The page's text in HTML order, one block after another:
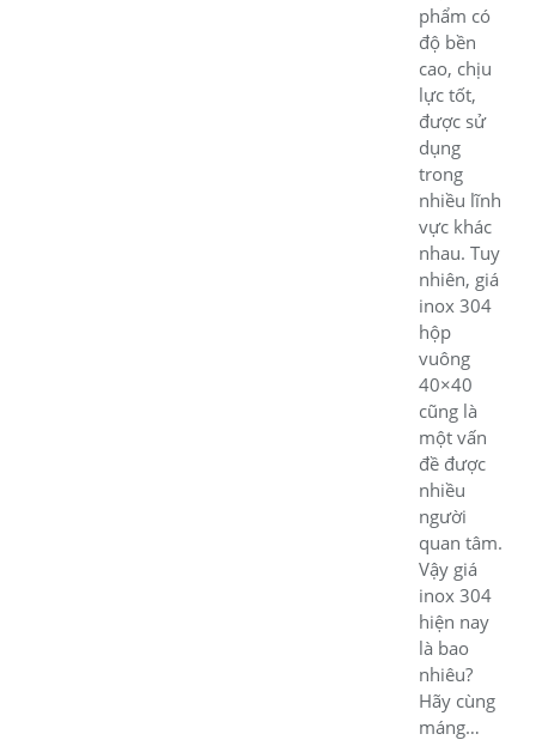
phẩm có
độ bền
cao, chịu
lực tốt,
được sử
dụng
trong
nhiều lĩnh
vực khác
nhau. Tuy
nhiên, giá
inox 304
hộp
vuông
40×40
cũng là
một vấn
đề được
nhiều
người
quan tâm.
Vậy giá
inox 304
hiện nay
là bao
nhiêu?
Hãy cùng
máng…